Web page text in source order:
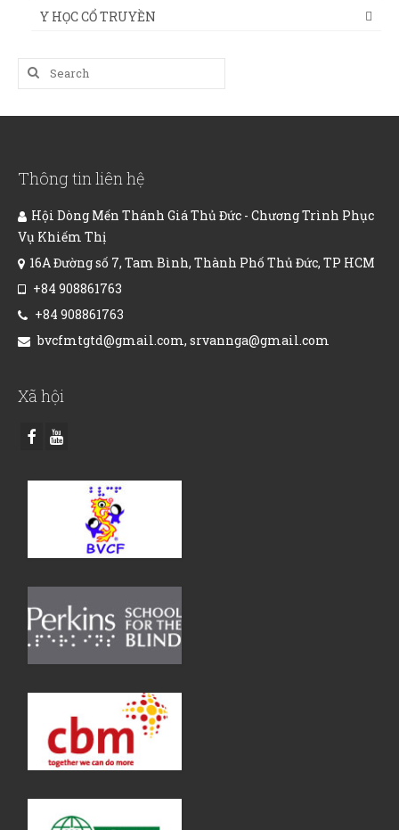
Y HỌC CỔ TRUYỀN
Search
for:
Thông tin liên hệ
Hội Dòng Mến Thánh Giá Thủ Đức - Chương Trình Phục
Vụ Khiếm Thị
16A Đường số 7, Tam Bình, Thành Phố Thủ Đức, TP HCM
+84 908861763
+84 908861763
bvcfmtgtd@gmail.com, srvannga@gmail.com
Xã hội